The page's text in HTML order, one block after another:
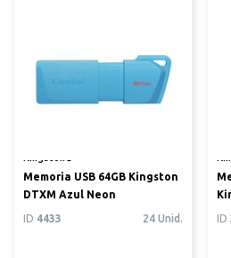
Memoria USB 64GB Kingston
DTXM Azul Neon
ID 4433 24 Unid. ID